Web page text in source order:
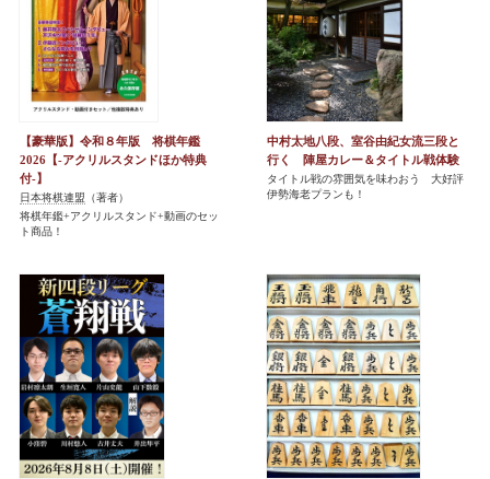
【豪華版】令和８年版 将棋年鑑
2026【-アクリルスタンドほか特典
付-】
日本将棋連盟 （著者）
将棋年鑑+アクリルスタンド+動画のセッ
ト商品！
中村太地八段、室谷由紀女流三段と
行く 陣屋カレー＆タイトル戦体験
タイトル戦の雰囲気を味わおう 大好評
伊勢海老プランも！